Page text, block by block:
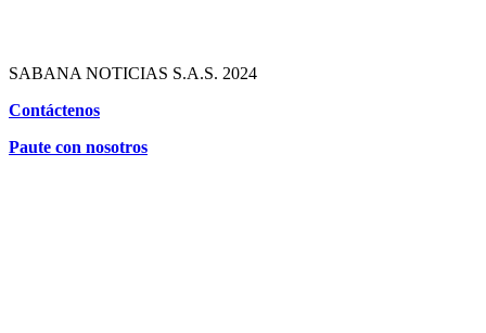
SABANA NOTICIAS S.A.S. 2024
Contáctenos
Paute con nosotros